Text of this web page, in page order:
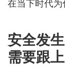
在当下时代为
安全发
需要跟上